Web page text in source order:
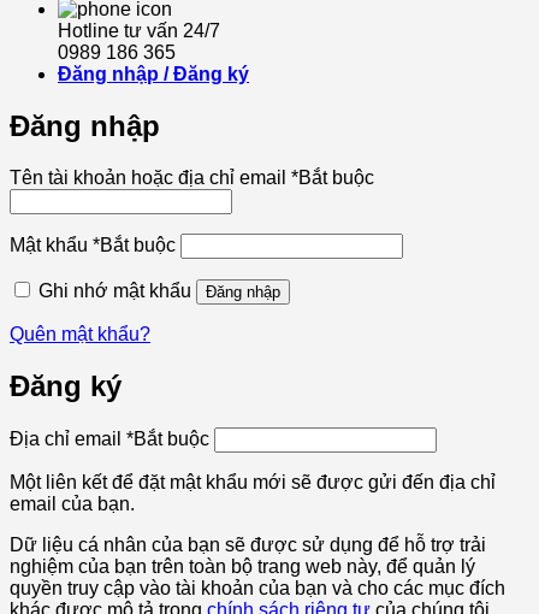
Hotline tư vấn 24/7
0989 186 365
Đăng nhập / Đăng ký
Đăng nhập
Tên tài khoản hoặc địa chỉ email *Bắt buộc
Mật khẩu *Bắt buộc
Ghi nhớ mật khẩu Đăng nhập
Quên mật khẩu?
Đăng ký
Địa chỉ email *Bắt buộc
Một liên kết để đặt mật khẩu mới sẽ được gửi đến địa chỉ
email của bạn.
Dữ liệu cá nhân của bạn sẽ được sử dụng để hỗ trợ trải
nghiệm của bạn trên toàn bộ trang web này, để quản lý
quyền truy cập vào tài khoản của bạn và cho các mục đích
khác được mô tả trong chính sách riêng tư của chúng tôi.